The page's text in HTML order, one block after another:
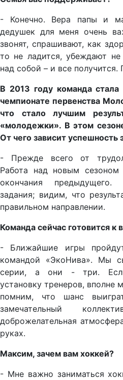
- Конечно. Вера папы и
дедушек для меня очень
звонят, спрашивают, как
то не ладится, убеждают не
над собой – и все получится.
В 2013 году команда стала
чемпионате первенства
что стало лучшим
«молодежки». В этом
От чего зависит успешность
- Прежде всего от
Работа над новым сезоном
окончания предыдущего.
задания; видим, что
правильном направлении.
Команда сейчас готовится к
- Ближайшие игры
командой «ЭкоНива». Мы
серии, а они - три.
установку тренеров,
помним, что шанс
замечательный
доброжелательная
руках.
Максим, зачем вам хоккей?
- Мне важно заниматься